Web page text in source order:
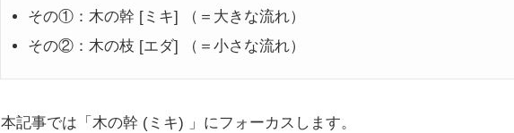
その①：木の幹 [ミキ] （＝大きな流れ）
その②：木の枝 [エダ] （＝小さな流れ）
本記事では「木の幹 (ミキ) 」にフォーカスします。